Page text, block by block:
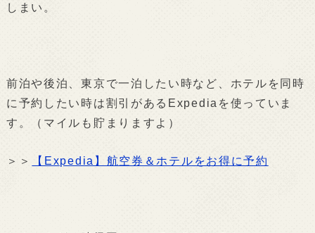
しまい。
前泊や後泊、東京で一泊したい時など、ホテルを同時
に予約したい時は割引があるExpediaを使っていま
す。（マイルも貯まりますよ）
＞＞ 【Expedia】航空券＆ホテルをお得に予約